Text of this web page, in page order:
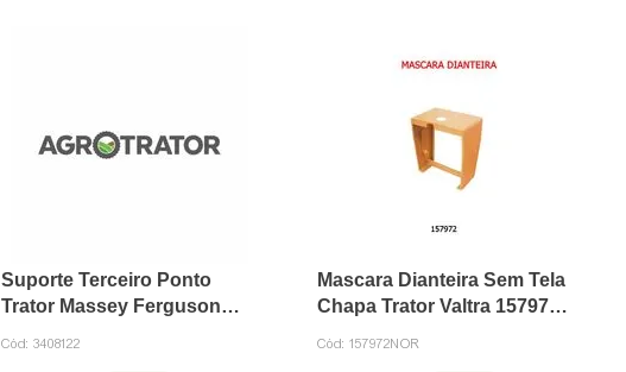
Suporte Terceiro Ponto
Trator Massey Ferguson
Cód: 3408122
Mascara Dianteira Sem Tela
Chapa Trator Valtra 157972
Cód: 157972NOR